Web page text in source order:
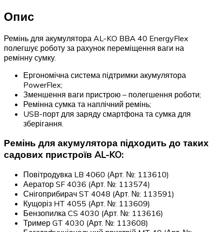
Опис
Ремінь для акумулятора AL-KO BBA 40 EnergyFlex
полегшує роботу за рахунок переміщення ваги на
ремінну сумку.
Ергономічна система підтримки акумулятора
PowerFlex;
Зменшення ваги пристрою – полегшення роботи;
Ремінна сумка та наплічний ремінь;
USB-порт для заряду смартфона та сумка для
зберігання.
Ремінь для акумулятора підходить до таких
садових пристроїв AL-KO:
Повітродувка LB 4060 (Арт. №: 113610)
Аератор SF 4036 (Арт. №: 113574)
Снігоприбирач ST 4048 (Арт. №: 113591)
Кущоріз HT 4055 (Арт. №: 113609)
Бензопилка CS 4030 (Арт. №: 113616)
Тример GT 4030 (Арт. №: 113608)